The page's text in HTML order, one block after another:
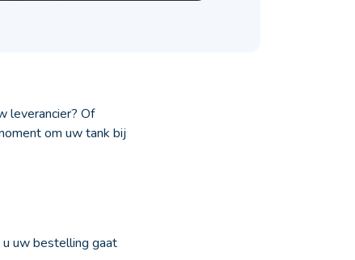
leverancier? Of
om uw tank bij
uw bestelling gaat